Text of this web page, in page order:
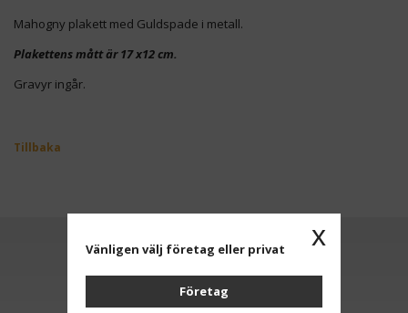
Mahogny plakett med Guldspade i metall.
Plakettens mått är 17 x12 cm.
Gravyr ingår.
Tillbaka
Anmäl dig till vårt nyhetsbrev
x
Vänligen välj företag eller privat
Företag